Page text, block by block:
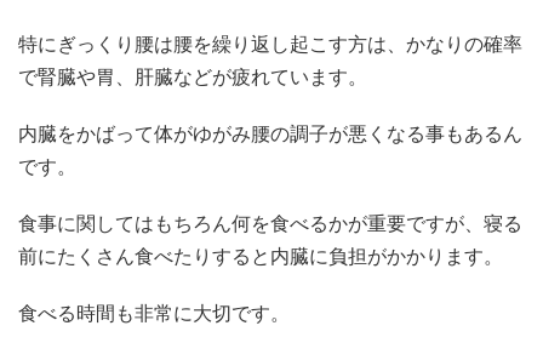
特にぎっくり腰は腰を繰り返し起こす方は、かなりの確率
で腎臓や胃、肝臓などが疲れています。
内臓をかばって体がゆがみ腰の調子が悪くなる事もあるん
です。
食事に関してはもちろん何を食べるかが重要ですが、寝る
前にたくさん食べたりすると内臓に負担がかかります。
食べる時間も非常に大切です。